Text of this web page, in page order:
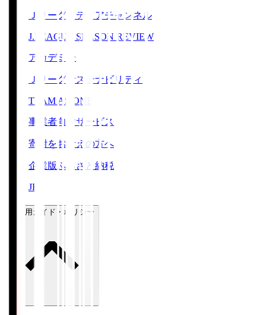
Ｊリーグメディアチャンネル
J.LEAGUE SEASON REVIEW
アカデミー
Ｊリーグサステナビリティ
TEAM AS ONE
事業者向けサービス
寄附をお考えの方へ
企業版ふるさと納税
JFA
ご利用ガイド・ポリシー